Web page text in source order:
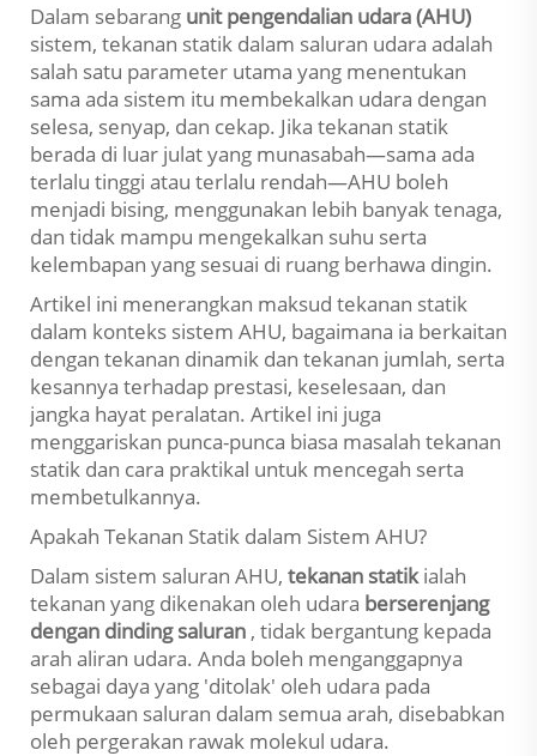
Dalam sebarang unit pengendalian udara (AHU)
sistem, tekanan statik dalam saluran udara adalah
salah satu parameter utama yang menentukan
sama ada sistem itu membekalkan udara dengan
selesa, senyap, dan cekap. Jika tekanan statik
berada di luar julat yang munasabah—sama ada
terlalu tinggi atau terlalu rendah—AHU boleh
menjadi bising, menggunakan lebih banyak tenaga,
dan tidak mampu mengekalkan suhu serta
kelembapan yang sesuai di ruang berhawa dingin.
Artikel ini menerangkan maksud tekanan statik
dalam konteks sistem AHU, bagaimana ia berkaitan
dengan tekanan dinamik dan tekanan jumlah, serta
kesannya terhadap prestasi, keselesaan, dan
jangka hayat peralatan. Artikel ini juga
menggariskan punca-punca biasa masalah tekanan
statik dan cara praktikal untuk mencegah serta
membetulkannya.
Apakah Tekanan Statik dalam Sistem AHU?
Dalam sistem saluran AHU, tekanan statikialah
tekanan yang dikenakan oleh udara berserenjang
dengan dinding saluran , tidak bergantung kepada
arah aliran udara. Anda boleh menganggapnya
sebagai daya yang 'ditolak' oleh udara pada
permukaan saluran dalam semua arah, disebabkan
oleh pergerakan rawak molekul udara.